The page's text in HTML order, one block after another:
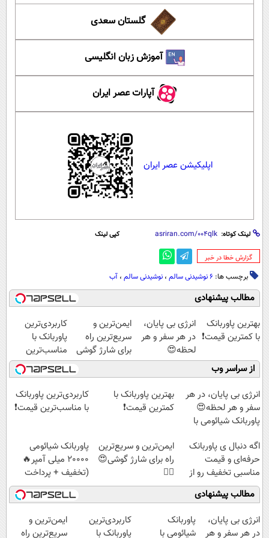
گلستان سعدی
آموزش زبان انگلیسی
آپارات عصر ایران
اپلیکیشن عصر ایران
لینک کوتاه: کپی لینک
‌گزارش خطا در خبر
برچسب ها: ۶ نوشیدنی سالم ، نوشیدنی سالم ، آب
مطالب پیشنهادی
بهترین پاوربانک
با کمترین قیمت❗
انرژی بی پایان،
در هر سفر و هر
لحظه😍
پاوربانک
شیائومی با
تخفیف ویژه🔥
ایمن‌ترین و
سریع‌ترین راه
برای شارژ گوشی
😍👌🏻
کاربردی‌ترین
پاوربانک با
مناسب‌ترین
قیمت❗
از سراسر وب
انرژی بی پایان، در هر
سفر و هر لحظه😍
پاوربانک شیائومی با
بهترین پاوربانک با
کمترین قیمت❗
کاربردی‌ترین پاوربانک
با مناسب‌ترین قیمت❗
اگه دنبال ی پاوربانک
حرفه‌ای و قیمت
مناسبی تخفیف رو از
دست نده👌🏻
ایمن‌ترین و سریع‌ترین
راه برای شارژ گوشی😍
👌🏻
پاوربانک شیائومی
2۰۰۰۰ میلی آمپر🔥
(تخفیف + پرداخت
درب منزل)
مطالب پیشنهادی
انرژی بی پایان،
در هر سفر و هر
پاوربانک
شیائومی با
کاربردی‌ترین
پاوربانک با
ایمن‌ترین و
سریع‌ترین راه